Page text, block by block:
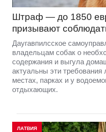
Штраф — до 1850
призывают
Даугавпилсское
владельцам собак о
содержания и выгула
актуальны эти
местах, парках и у
отдыхающих.
ЛАТВИЯ